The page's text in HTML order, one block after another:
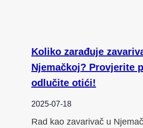
Koliko zarađuje
Njemačkoj? Provjerite
odlučite otići!
2025-07-18
Rad kao zavarivač u